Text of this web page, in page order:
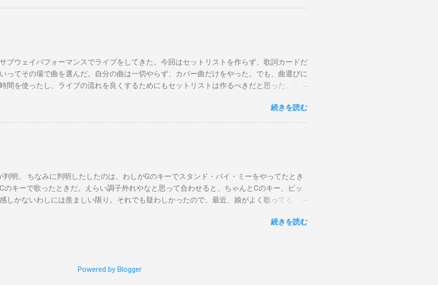
僕のスウェードシューズ Gm7 C7 Fmaj7 先の尖ったシューズ Gm7 C7
さ D7 Gm7 C7 Fmaj7 いつも気分最高 Bbmaj7 Am7 Abm7 こい...
ブウェイパフォーマンスでライブをしてきた。今回はセットリストを作らず、歌詞カードだ
ってその場で曲を選んだ。自分の曲は一切やらず、カバー曲だけをやった。でも、曲選びに
間を使ったし、ライブの流れを良くするためにもセットリストは作るべきだと思った。以下
ない違う曲をやる予定です。是非お越しください。 A change is gonna come Gee, baby, ain't I
Michelle All Of Me Susie Q St. Louis Blues Amado Mio 上を向いて歩こう The Dock Of The
deciding which songs to play. Here’s the list of songs I performed. My next subway gig is
September 7th. I’m going to play songs I’ve never performed before.
続きを読む
明。 ちなみに判明したしたのは、わしがGのキーでスタンド・バイ・ミーをやってたとき
のキーで歌ったときだ。えらい調子外れやなと思って合わせると、ちゃんとCのキー、ピッ
しかないわしには羨ましい限り。それでも疑わしかったので、最近、娘がよく歌ってる「帰
続きを読む
Powered by Blogger